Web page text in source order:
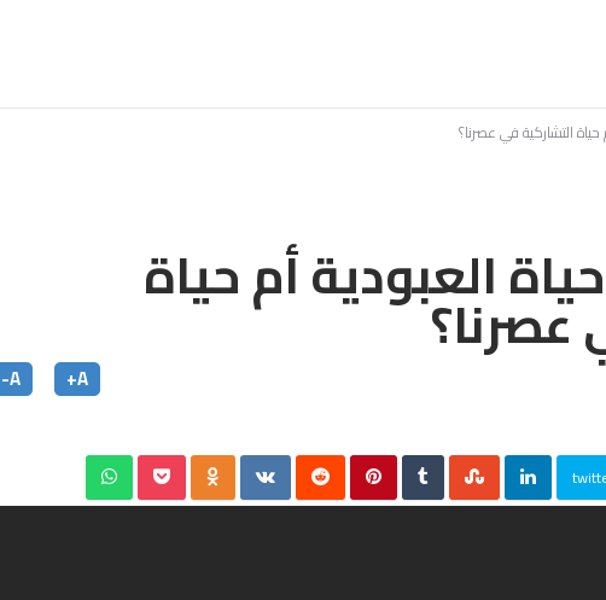
التشاركية في عصرنا؟
العبودية أم حياة
عصرنا؟
A+
A-